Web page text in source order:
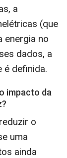
a
(que
energia no
dados, a
é definida.
impacto da
o
uma
ainda